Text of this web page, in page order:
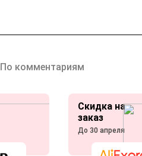
По комментариям
Скидка на
заказ
До 30 апреля